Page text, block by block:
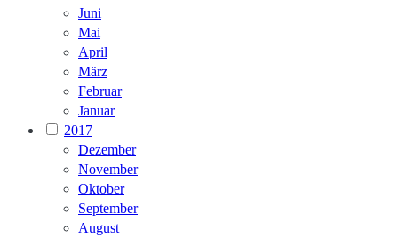
Juni
Mai
April
März
Februar
Januar
2017
Dezember
November
Oktober
September
August